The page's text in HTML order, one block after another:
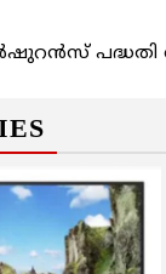
പദ്ധതി